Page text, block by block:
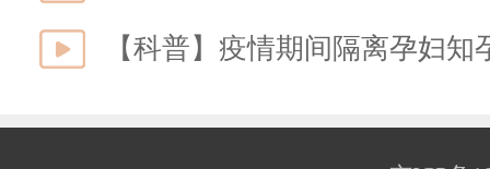
【科普】疫情期间隔离孕妇知